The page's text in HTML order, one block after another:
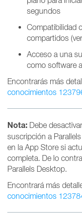
segundos
Compatibilidad
compartidos
Acceso a una
como software
Encontrarás más
conocimientos
Nota: Debe
suscripción a
en la App Store si
completa. De lo
Parallels Desktop.
Encontrará más
conocimientos